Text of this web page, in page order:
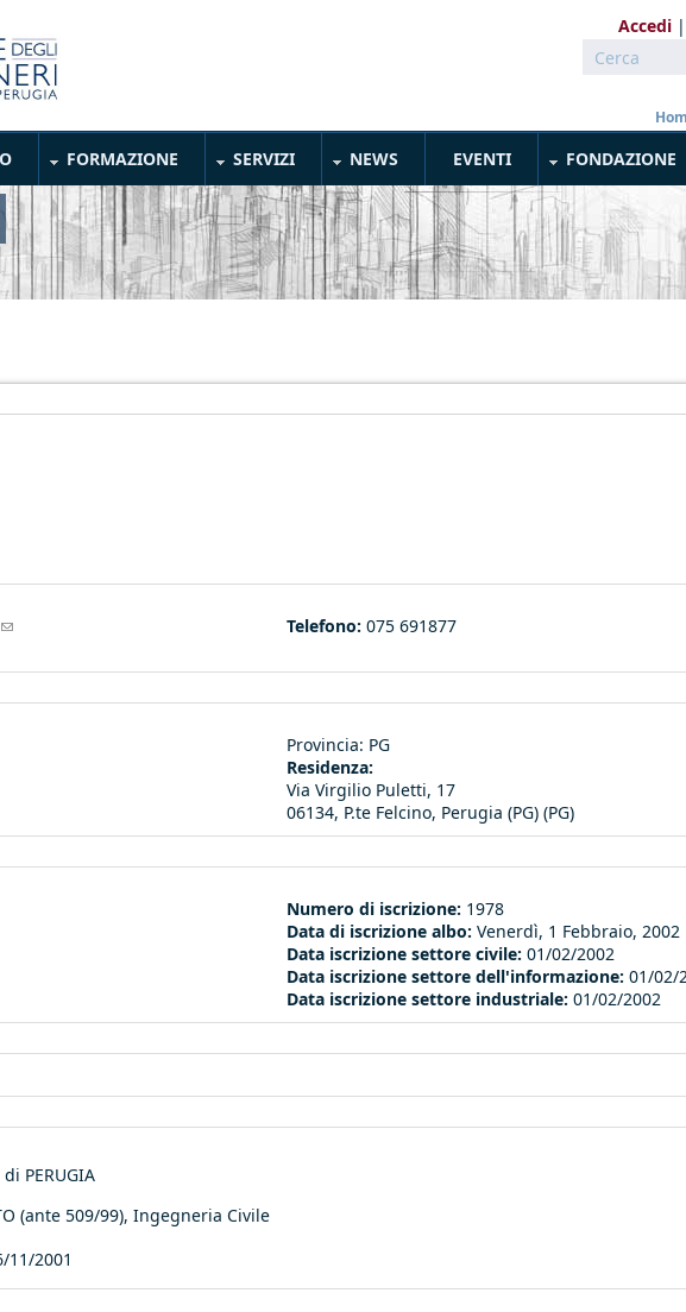
Accedi
Form di
Cerca
FORMAZIONE SERVIZI NEWS EVENTI FONDAZIONE
(link sends e-mail) Telefono: 075 691877
Provincia: PG
Residenza:
Via Virgilio Puletti, 17
06134, P.te Felcino, Perugia (PG) (PG)
Numero di iscrizione: 1978
Data di iscrizione albo: Venerdì, 1 Febbraio, 2002
Data iscrizione settore civile: 01/02/2002
Data iscrizione settore dell'informazione: 01/02/
Data iscrizione settore industriale: 01/02/2002
PERUGIA
(ante 509/99), Ingegneria Civile
11/2001